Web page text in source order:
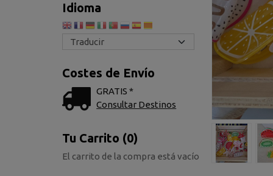
Idioma
Costes de Envío
GRATIS *
Consultar Destinos
Tu Carrito (0)
El carrito de la compra está vacío